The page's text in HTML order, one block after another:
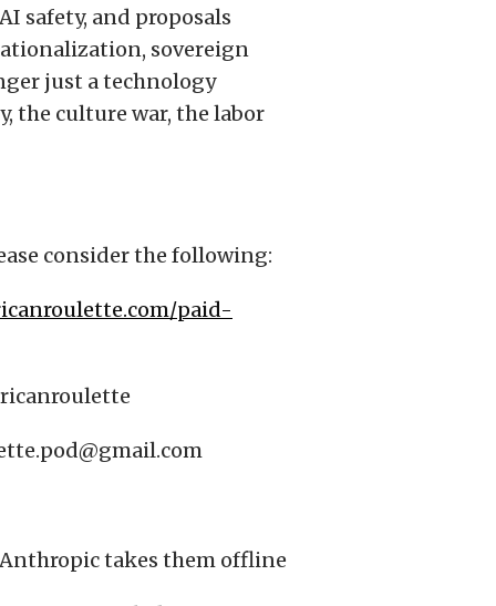
safety, and proposals
sovereign
just a technology
the culture war, the labor
consider the following:
paid-
takes them offline